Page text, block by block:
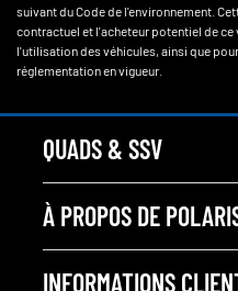
suivant du Code de l'environnement.
contractuel et l'acheteur potentiel de
l'utilisation des véhicules, ainsi que
réglementation en vigueur.
QUADS & SSV
À PROPOS DE
INFORMATIONS